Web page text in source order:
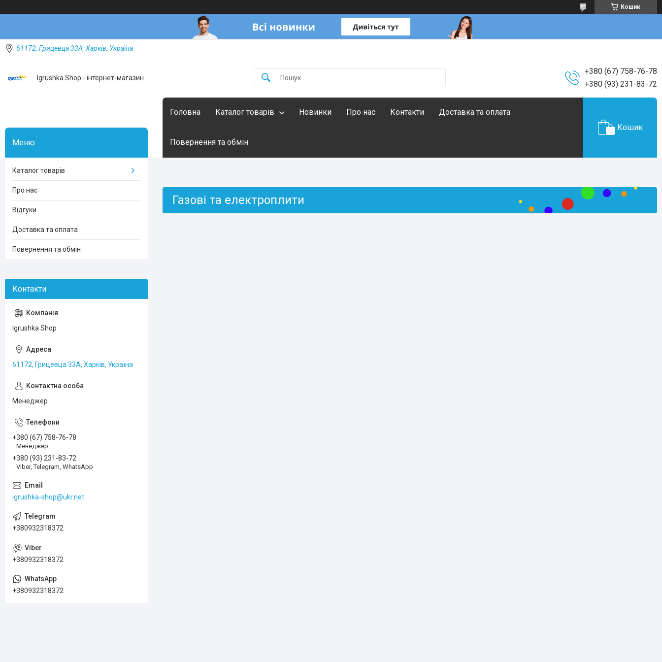
Кошик
61172, Грицевца 33А, Харків, Україна
Igrushka Shop - інтернет-магазин
+380 (67) 758-76-78
+380 (93) 231-83-72
Головна Каталог товарів Новинки Про нас Контакти Доставка та оплата
Повернення та обмін
Кошик
Газові та електроплити
Каталог товарів
Про нас
Відгуки
Доставка та оплата
Повернення та обмін
Igrushka Shop
61172, Грицевца 33А, Харків, Україна
Менеджер
+380 (67) 758-76-78
Менеджер
+380 (93) 231-83-72
Viber, Telegram, WhatsApp
igrushka-shop@ukr.net
+380932318372
+380932318372
+380932318372